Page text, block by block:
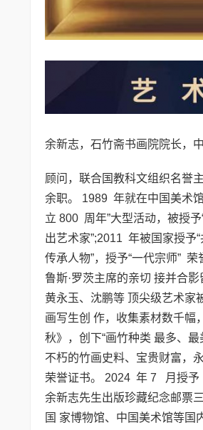
余新志，石竹斋书画院院长，
顾问，联合国教科文组织名誉
余职。 1989 年就在中国美术
立 800 周年”大型活动，被授
出艺术家”;2011 年被国家授予
传承人物”，授予“一代宗师”
鲁斯·罗茨主席的亲切 接并合
黄永玉、沈鹏等 顶尖级艺术家
画写生创 作，收集素材数千
秋》，创下“画竹种类 最多、
不朽的竹画史料、宝贵财富，
荣誉证书。 2024 年 7 月授予
余新志先生出版珍藏纪念邮票
国 家博物馆、中国美术馆等国